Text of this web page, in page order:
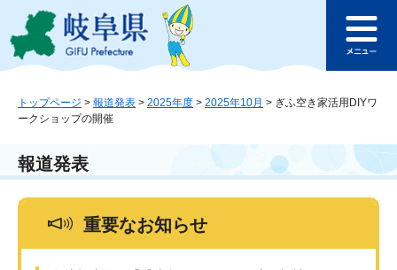
ジ
ュ
本
このページの本文へ
ュ
トップページ > 報道発表 > 2025年度 > 2025年10月 > ぎふ空き家活用DIYワ
ークショップの開催
報道発表
重要なお知らせ